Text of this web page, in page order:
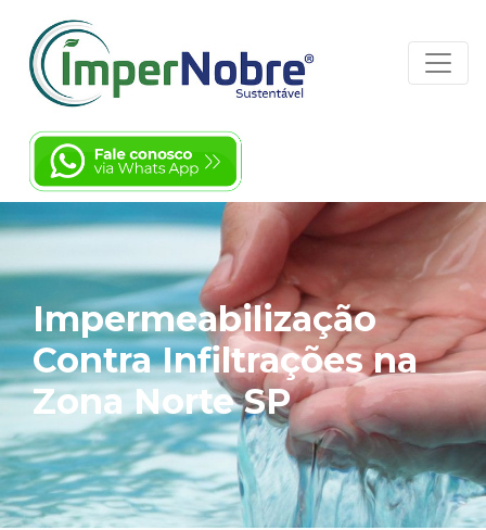
Impermeabilização
Contra Infiltrações na
Zona Norte SP